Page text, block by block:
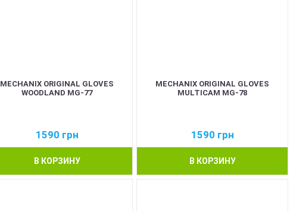
MECHANIX ORIGINAL GLOVES
WOODLAND MG-77
1590 грн
В КОРЗИНУ
MECHANIX ORIGINAL GLOVES
MULTICAM MG-78
1590 грн
В КОРЗИНУ